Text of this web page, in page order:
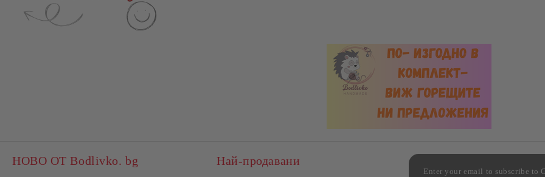
НОВО ОТ Bodlivko. bg Най-продавани
Enter your email to subscribe